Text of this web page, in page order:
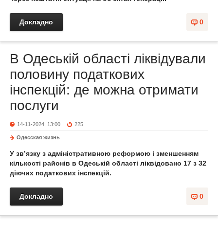
0
Докладно
В Одеській області ліквідували
половину податкових
інспекцій: де можна отримати
послуги
14-11-2024, 13:00 225
Одесская жизнь
У зв’язку з адміністративною реформою і зменшенням
кількості районів в Одеській області ліквідовано 17 з 32
діючих податкових інспекцій.
0
Докладно